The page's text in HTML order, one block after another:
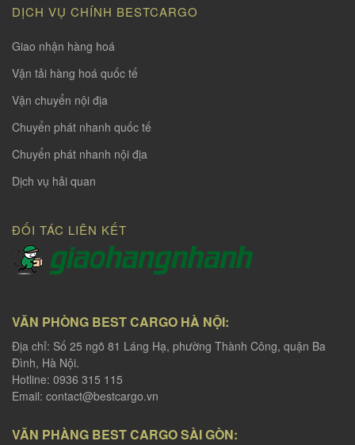
DỊCH VỤ CHÍNH BESTCARGO
Giao nhận hàng hoá
Vận tải hàng hoá quốc tế
Vận chuyển nội địa
Chuyển phát nhanh quốc tế
Chuyển phát nhanh nội địa
Dịch vụ hải quan
ĐỐI TÁC LIÊN KẾT
VĂN PHÒNG BEST CARGO HÀ NỘI:
Địa chỉ: Số 25 ngõ 81 Láng Hạ, phường Thành Công, quận Ba
Đình, Hà Nội.
Hotline: 0936 315 115
Email: contact@bestcargo.vn
VĂN PHÀNG BEST CARGO SÀI GÒN: